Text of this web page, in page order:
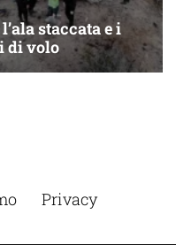
Privacy